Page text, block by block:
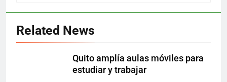
Related News
Quito amplía aulas móviles para
estudiar y trabajar